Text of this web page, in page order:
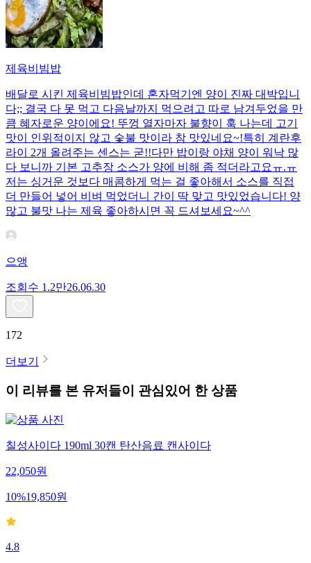
제육비빔밥
배달로 시킨 제육비빔밥인데 혼자먹기엔 양이 진짜 대박입니
다;; 결국 다 못 먹고 다음날까지 먹으려고 따로 남겨두었을 만
큼 혜자로운 양이에요! 뚜껑 열자마자 불향이 훅 나는데 고기
맛이 인위적이지 않고 숯불 맛이라 참 맛있네요~!특히 계란후
라이 2개 올려주는 센스는 굳!! ​다만 밥이랑 야채 양이 워낙 많
다 보니까 기본 고추장 소스가 양에 비해 좀 적더라고요ㅠ.ㅠ
저는 싱거운 것보다 매콤하게 먹는 걸 좋아해서 소스를 직접
더 만들어 넣어 비벼 먹었더니 간이 딱 맞고 맛있었습니다! 양
많고 불맛 나는 제육 좋아하시면 꼭 드셔보세요~^^
으앵
조회수 1.2만26.06.30
172
더보기
이 리뷰를 본 유저들이 관심있어 한 상품
칠성사이다 190ml 30캔 탄산음료 캔사이다
22,050원
10%19,850원
4.8